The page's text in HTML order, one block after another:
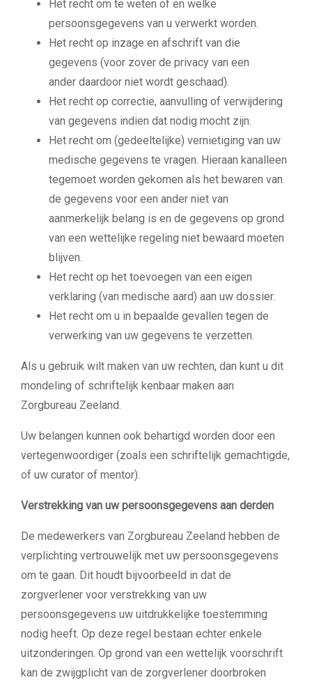
Het recht om te weten of en welke
persoonsgegevens van u verwerkt worden.
Het recht op inzage en afschrift van die
gegevens (voor zover de privacy van een
ander daardoor niet wordt geschaad).
Het recht op correctie, aanvulling of verwijdering
van gegevens indien dat nodig mocht zijn.
Het recht om (gedeeltelijke) vernietiging van uw
medische gegevens te vragen. Hieraan kanalleen
tegemoet worden gekomen als het bewaren van
de gegevens voor een ander niet van
aanmerkelijk belang is en de gegevens op grond
van een wettelijke regeling niet bewaard moeten
blijven.
Het recht op het toevoegen van een eigen
verklaring (van medische aard) aan uw dossier.
Het recht om u in bepaalde gevallen tegen de
verwerking van uw gegevens te verzetten.
Als u gebruik wilt maken van uw rechten, dan kunt u dit
mondeling of schriftelijk kenbaar maken aan
Zorgbureau Zeeland.
Uw belangen kunnen ook behartigd worden door een
vertegenwoordiger (zoals een schriftelijk gemachtigde,
of uw curator of mentor).
Verstrekking van uw persoonsgegevens aan derden
De medewerkers van Zorgbureau Zeeland hebben de
verplichting vertrouwelijk met uw persoonsgegevens
om te gaan. Dit houdt bijvoorbeeld in dat de
zorgverlener voor verstrekking van uw
persoonsgegevens uw uitdrukkelijke toestemming
nodig heeft. Op deze regel bestaan echter enkele
uitzonderingen. Op grond van een wettelijk voorschrift
kan de zwijgplicht van de zorgverlener doorbroken